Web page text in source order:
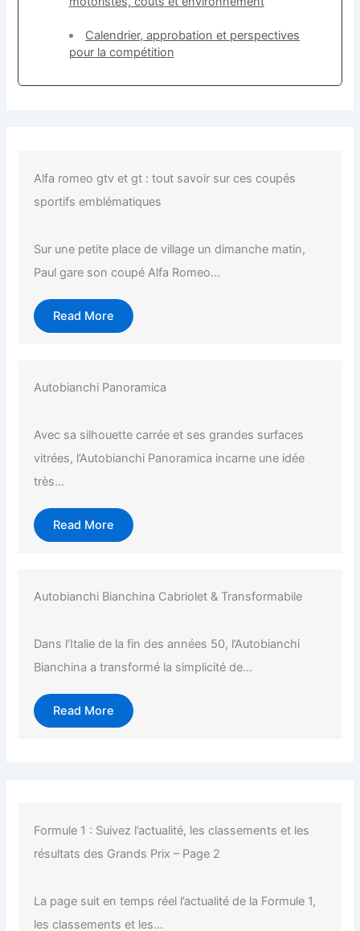
Calendrier, approbation et perspectives
pour la compétition
Alfa romeo gtv et gt : tout savoir sur ces coupés
sportifs emblématiques
Sur une petite place de village un dimanche matin,
Paul gare son coupé Alfa Romeo...
Read More
Autobianchi Panoramica
Avec sa silhouette carrée et ses grandes surfaces
vitrées, l’Autobianchi Panoramica incarne une idée
très...
Read More
Autobianchi Bianchina Cabriolet & Transformabile
Dans l’Italie de la fin des années 50, l’Autobianchi
Bianchina a transformé la simplicité de...
Read More
Formule 1 : Suivez l’actualité, les classements et les
résultats des Grands Prix – Page 2
La page suit en temps réel l’actualité de la Formule 1,
les classements et les...